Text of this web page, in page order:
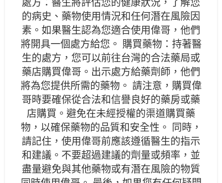
的病史、藥物使用情況和任何潛在風險因
素。如果醫生認為您適合使用偉哥，他們
將開具一個處方給您。 購買藥物：持著醫
生的處方，您可以前往台灣的合法藥局或
藥店購買偉哥。出示處方給藥劑師，他們
將為您提供所需的藥物。 請注意，購買偉
哥時要確保從合法和信譽良好的藥房或藥
店購買。避免在未經授權的渠道購買藥
物，以確保藥物的品質和安全性。 同時，
請記住，使用偉哥前應該遵循醫生的指示
和建議。不要超過建議的劑量或頻率，並
盡量避免與其他藥物或有潛在風險的物質